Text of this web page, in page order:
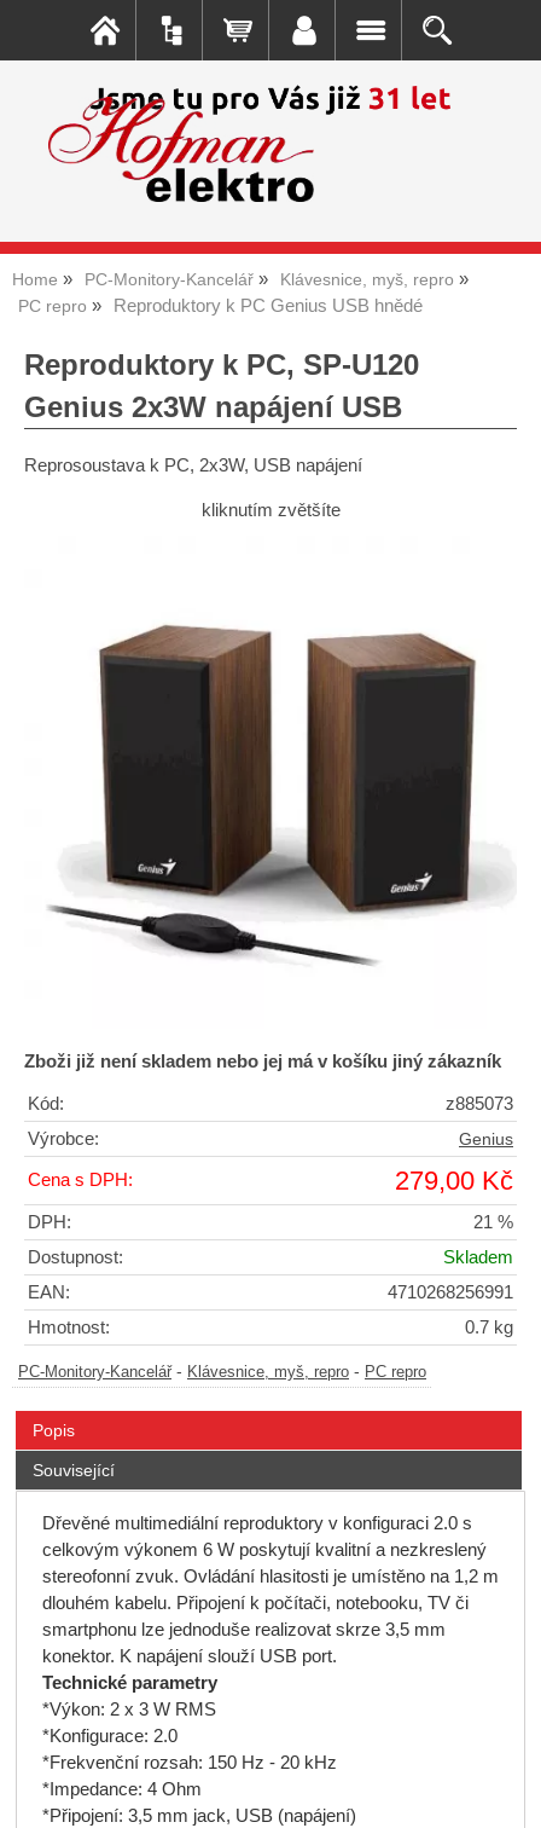
Home PC-Monitory-Kancelář
Klávesnice, myš, repro
PC repro
Reproduktory k PC Genius USB hnědé
Reproduktory k PC, SP-U120
Genius 2x3W napájení USB
Reprosoustava k PC, 2x3W, USB napájení
kliknutím zvětšíte
Zboži již není skladem nebo jej má v košíku jiný zákazník
Kód:
z885073
Výrobce:
Genius
Cena s DPH: 279,00 Kč
DPH:
21 %
Dostupnost:
Skladem
EAN:
4710268256991
Hmotnost:
0.7 kg
PC-Monitory-Kancelář- Klávesnice, myš, repro - PC repro
Popis
Související
Dřevěné multimediální reproduktory v konfiguraci 2.0 s
celkovým výkonem 6 W poskytují kvalitní a nezkreslený
stereofonní zvuk. Ovládání hlasitosti je umístěno na 1,2 m
dlouhém kabelu. Připojení k počítači, notebooku, TV či
smartphonu lze jednoduše realizovat skrze 3,5 mm
konektor. K napájení slouží USB port.
Technické parametry
*Výkon: 2 x 3 W RMS
*Konfigurace: 2.0
*Frekvenční rozsah: 150 Hz - 20 kHz
*Impedance: 4 Ohm
*Připojení: 3,5 mm jack, USB (napájení)